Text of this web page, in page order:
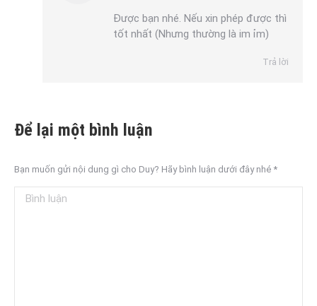
Được bạn nhé. Nếu xin phép được thì
tốt nhất (Nhưng thường là im ỉm)
Trả lời
Để lại một bình luận
Bạn muốn gửi nội dung gì cho Duy? Hãy bình luận dưới đây nhé *
Bình luận